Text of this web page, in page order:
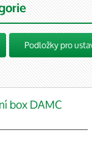
Podložky pro
box DAMC